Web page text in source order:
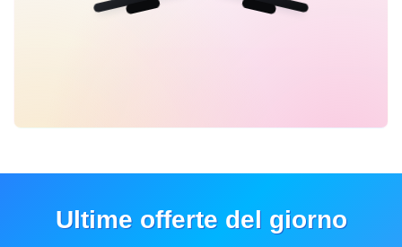
Ultime offerte del giorno